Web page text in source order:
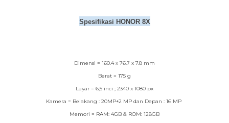
Spesifikasi HONOR 8X
Dimensi = 160.4 x 76.7 x 7.8 mm
Berat = 175 g
Layar = 6,5 inci ; 2340 x 1080 px
Kamera = Belakang : 20MP+2 MP dan Depan : 16 MP
Memori = RAM: 4GB & ROM: 128GB